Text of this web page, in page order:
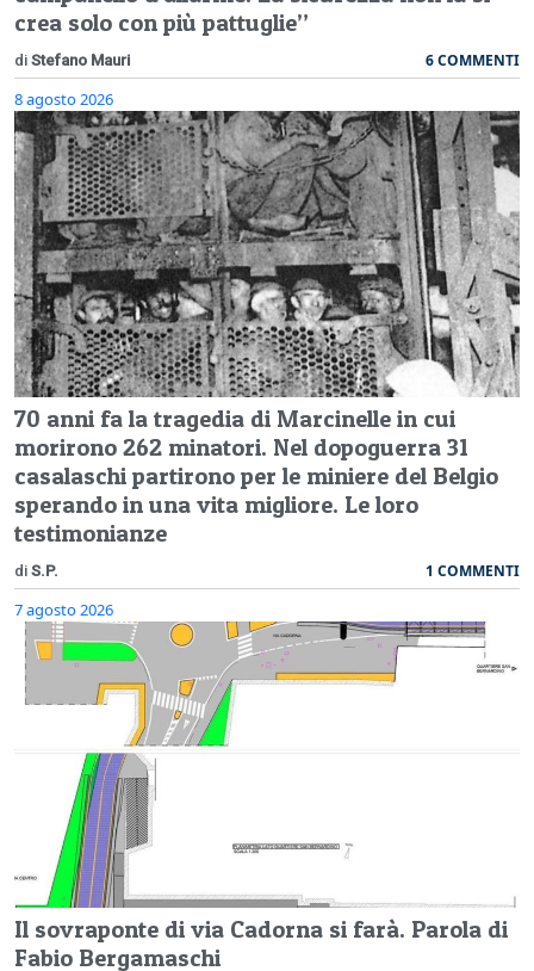
crea solo con più pattuglie”
di Stefano Mauri 6 COMMENTI
8 agosto 2026
70 anni fa la tragedia di Marcinelle in cui
morirono 262 minatori. Nel dopoguerra 31
casalaschi partirono per le miniere del Belgio
sperando in una vita migliore. Le loro
testimonianze
di S.P. 1 COMMENTI
7 agosto 2026
Il sovraponte di via Cadorna si farà. Parola di
Fabio Bergamaschi